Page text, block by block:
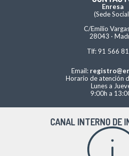
Enresa
(Sede
C/Emilio
28043 ·
Tlf: 91 566
Email:
Horario de atención
Lunes a
9:00h a
CANAL INTERNO DE